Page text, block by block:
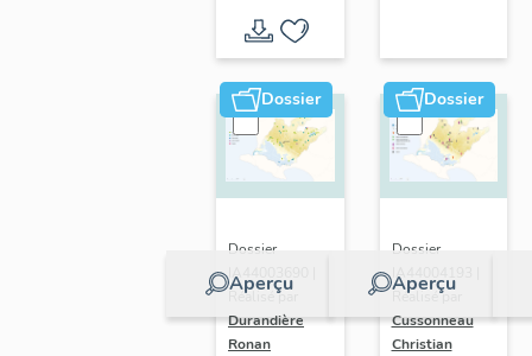
Dossier
Aperçu
Dossier
IA44003690 |
Réalisé par
Durandière
Ronan
Dossier
Aperçu
Dossier
IA44004193 |
Réalisé par
Cussonneau
Christian